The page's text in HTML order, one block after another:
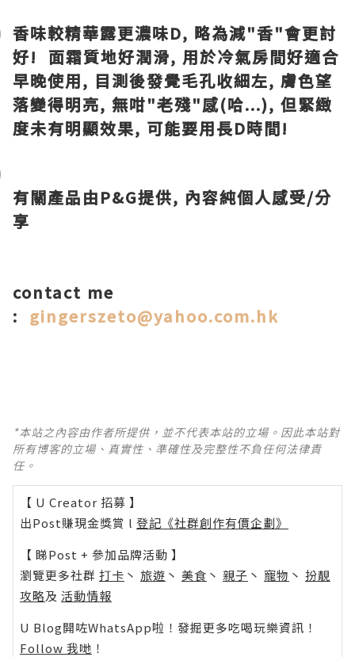
香味較精華露更濃味D, 略為減"香"會更討
好! 面霜質地好潤滑, 用於冷氣房間好適合
早晚使用, 目測後發覺毛孔收細左, 膚色望
落變得明亮, 無咁"老殘"感(哈...), 但緊緻
度未有明顯效果, 可能要用長D時間!
有關產品由P&G提供, 內容純個人感受/分
享
contact me
: gingerszeto@yahoo.com.hk
*本站之內容由作者所提供，並不代表本站的立場。因此本站對
所有博客的立場、真實性、準確性及完整性不負任何法律責
任。
【 U Creator 招募 】
出Post賺現金獎賞 l 登記《社群創作有價企劃》
【 睇Post + 參加品牌活動 】
瀏覽更多社群 打卡 丶 旅遊 丶 美食 丶 親子 丶 寵物 丶 扮靚
攻略及 活動情報
U Blog開咗WhatsApp啦！發掘更多吃喝玩樂資訊！
Follow 我哋 ！